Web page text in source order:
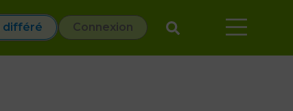
différé Connexion